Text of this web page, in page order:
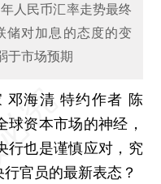
人民币汇率走势最终
储对加息的态度的变
于市场预期
邓海清 特约作者 陈
球资本市场的神经，
行也是谨慎应对，究
官员的最新表态？